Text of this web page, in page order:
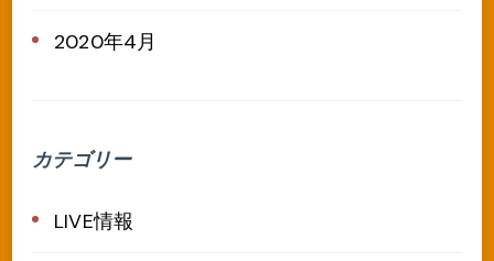
2020年4月
カテゴリー
LIVE情報